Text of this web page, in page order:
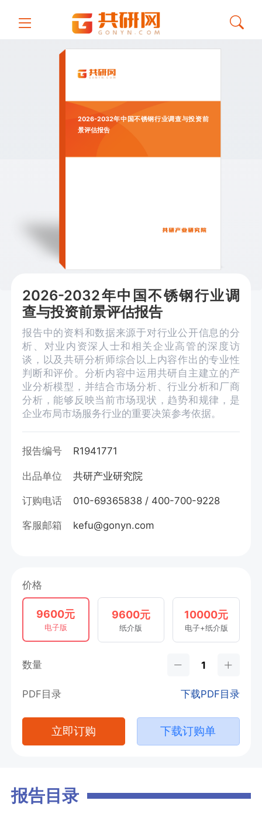
2026-2032年中国不锈钢行业调查与投资前
景评估报告
2026-2032年中国不锈钢行业调
查与投资前景评估报告
报告中的资料和数据来源于对行业公开信息的分
析、对业内资深人士和相关企业高管的深度访
谈，以及共研分析师综合以上内容作出的专业性
判断和评价。分析内容中运用共研自主建立的产
业分析模型，并结合市场分析、行业分析和厂商
分析，能够反映当前市场现状，趋势和规律，是
企业布局市场服务行业的重要决策参考依据。
报告编号 R1941771
出品单位 共研产业研究院
订购电话 010-69365838 / 400-700-9228
客服邮箱 kefu@gonyn.com
价格
9600元
电子版
9600元
纸介版
10000元
电子+纸介版
数量
PDF目录 下载PDF目录
立即订购 下载订购单
报告目录